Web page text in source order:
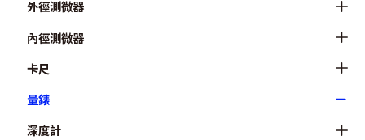
外徑測微器
內徑測微器
卡尺
量錶
深度計